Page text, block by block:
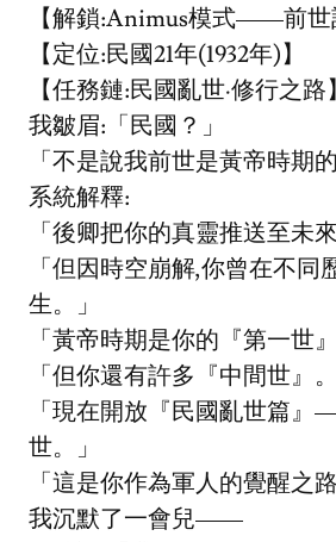
【解鎖:Animus模式——前世
【定位:民國21年(1932年)】
【任務鏈:民國亂世·修行之路】
我皺眉:「民國？」
「不是說我前世是黃帝時期
系統解釋:
「後卿把你的真靈推送至未來
「但因時空崩解,你曾在不同
生。」
「黃帝時期是你的『第一世』
「但你還有許多『中間世』。
「現在開放『民國亂世篇
世。」
「這是你作為軍人的覺醒之路
我沉默了一會兒——